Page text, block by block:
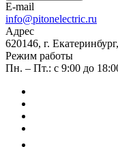
E-mail
info@pitonelectric.ru
Адрес
620146, г.
Режим работы
Пн. – Пт.: с 9:00 до